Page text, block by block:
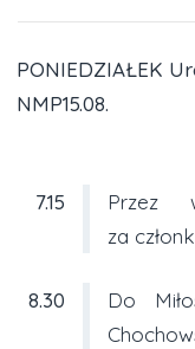
PONIEDZIAŁEK
NMP15.08.
7.15
Przez
za
8.30
Do